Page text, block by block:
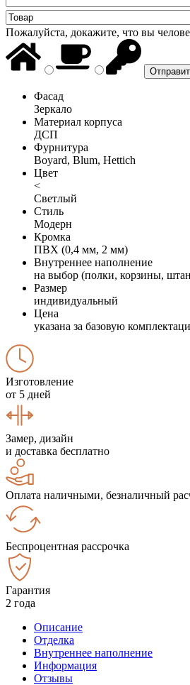
Пожалуйста, докажите, что вы
Фасад
Зеркало
Материал корпуса
ДСП
Фурнитура
Boyard, Blum, Hettich
Цвет
<
Светлый
Стиль
Модерн
Кромка
ПВХ (0,4 мм, 2 мм)
Внутреннее наполнение
на выбор (полки, корзины,
Размер
индивидуальный
Цена
указана за базовую
Изготовление
от 5 дней
Замер, дизайн
и доставка бесплатно
Оплата наличными, безналичный
Беспроцентная рассрочка
Гарантия
2 года
Описание
Отделка
Внутреннее наполнение
Информация
Отзывы